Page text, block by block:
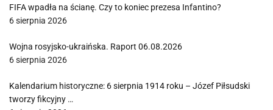
FIFA wpadła na ścianę. Czy to koniec prezesa Infantino?
6 sierpnia 2026
Wojna rosyjsko-ukraińska. Raport 06.08.2026
6 sierpnia 2026
Kalendarium historyczne: 6 sierpnia 1914 roku – Józef Piłsudski
tworzy fikcyjny …